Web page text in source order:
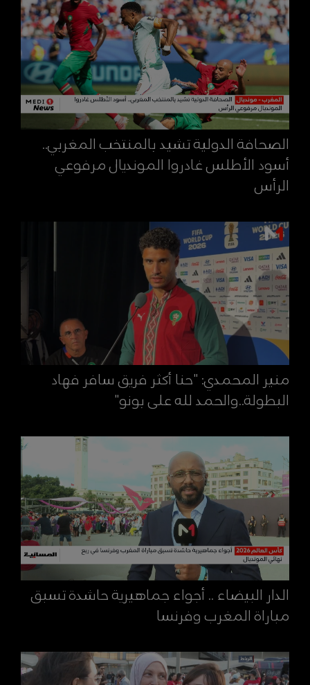
الصحافة الدولية تشيد بالمنتخب المغربي..
أسود الأطلس غادروا المونديال مرفوعي
الرأس
منير المحمدي: "حنا أكثر فريق سافر فهاد
البطولة..والحمد لله على بونو"
الدار البيضاء .. أجواء جماهيرية حاشدة تسبق
مباراة المغرب وفرنسا